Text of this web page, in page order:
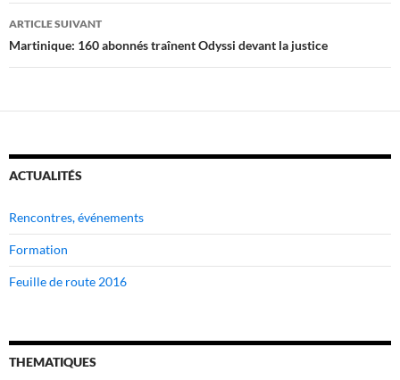
articles
ARTICLE SUIVANT
Martinique: 160 abonnés traînent Odyssi devant la justice
ACTUALITÉS
Rencontres, événements
Formation
Feuille de route 2016
THEMATIQUES